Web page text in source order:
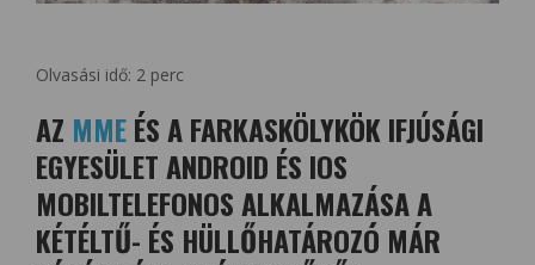
Olvasási idő: 2 perc
AZ MMEÉS A FARKASKÖLYKÖK IFJÚSÁGI
EGYESÜLET ANDROID ÉS IOS
MOBILTELEFONOS ALKALMAZÁSA A
KÉTÉLTŰ- ÉS HÜLLŐHATÁROZÓ MÁR